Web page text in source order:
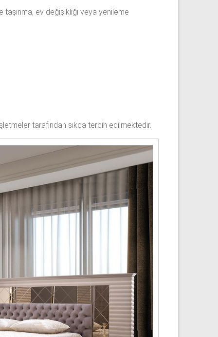
taşınma, ev değişikliği veya yenileme
tarafından sıkça tercih edilmektedir.